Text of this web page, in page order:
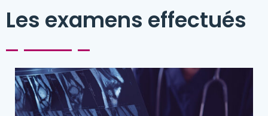
Les examens effectués